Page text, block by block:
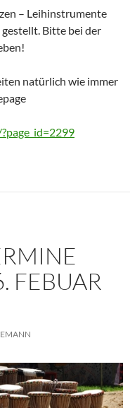
– Leihinstrumente
Bitte bei der
natürlich wie immer
FEBUAR